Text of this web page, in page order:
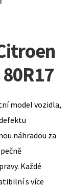
model vozidla,
náhradou za
Každé
s více